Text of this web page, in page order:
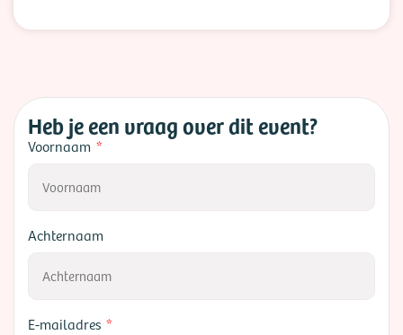
Heb je een vraag over dit event?
Voornaam
Achternaam
E-mailadres